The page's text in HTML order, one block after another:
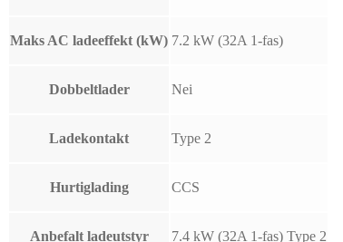
Maks AC ladeeffekt (kW) 7.2 kW (32A 1-fas)
Dobbeltlader Nei
Ladekontakt Type 2
Hurtiglading CCS
Anbefalt ladeutstyr 7.4 kW (32A 1-fas) Type 2